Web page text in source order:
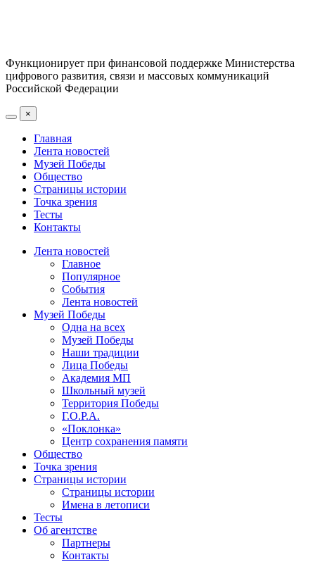
Функционирует при финансовой поддержке Министерства
цифрового развития, связи и массовых коммуникаций
Российской Федерации
×
Главная
Лента новостей
Музей Победы
Общество
Страницы истории
Точка зрения
Тесты
Контакты
Лента новостей
Главное
Популярное
События
Лента новостей
Музей Победы
Одна на всех
Музей Победы
Наши традиции
Лица Победы
Академия МП
Школьный музей
Территория Победы
Г.О.Р.А.
«Поклонка»
Центр сохранения памяти
Общество
Точка зрения
Страницы истории
Страницы истории
Имена в летописи
Тесты
Об агентстве
Партнеры
Контакты